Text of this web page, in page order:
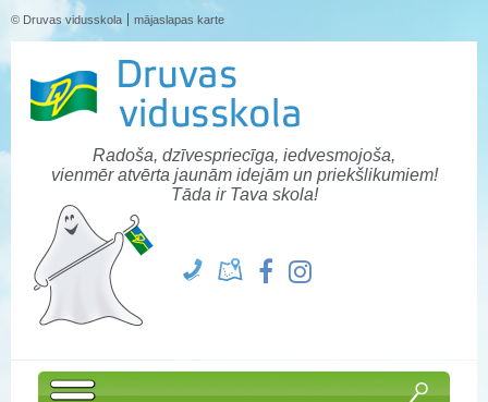
© Druvas vidusskola mājaslapas karte
Radoša, dzīvespriecīga, iedvesmojoša,
vienmēr atvērta jaunām idejām un priekšlikumiem!
Tāda ir Tava skola!